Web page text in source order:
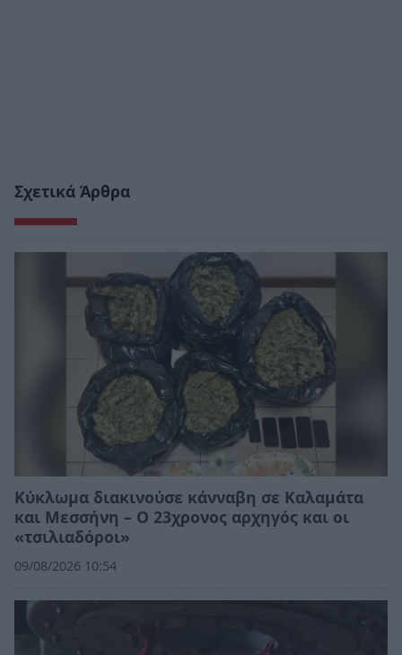
Σχετικά Άρθρα
Κύκλωμα διακινούσε κάνναβη σε Καλαμάτα
και Μεσσήνη – Ο 23χρονος αρχηγός και οι
«τσιλιαδόροι»
09/08/2026 10:54